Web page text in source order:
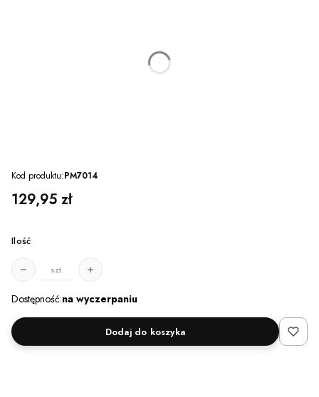
godzin
Kod produktu:PM7014
Cena
129,95 zł
Ilość
szt.
Dostępność:na wyczerpaniu
Dodaj do koszyka